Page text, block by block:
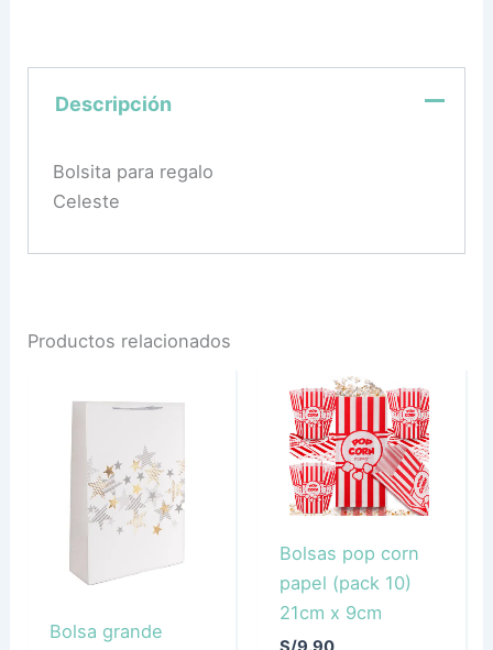
Descripción
Bolsita para regalo
Celeste
Productos relacionados
Bolsa grande
Bolsas pop corn
papel (pack 10)
21cm x 9cm